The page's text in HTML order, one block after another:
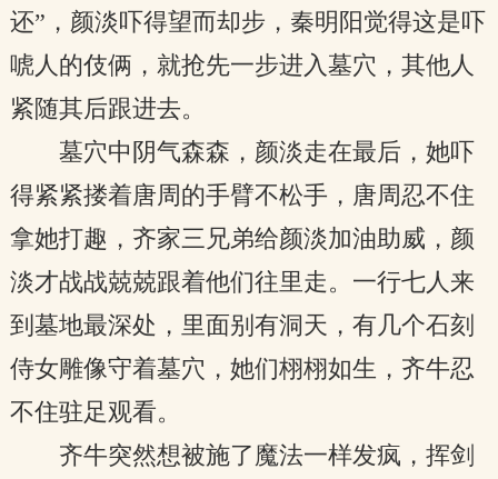
还”，颜淡吓得望而却步，秦明阳觉得这是吓
唬人的伎俩，就抢先一步进入墓穴，其他人
紧随其后跟进去。
墓穴中阴气森森，颜淡走在最后，她吓
得紧紧搂着唐周的手臂不松手，唐周忍不住
拿她打趣，齐家三兄弟给颜淡加油助威，颜
淡才战战兢兢跟着他们往里走。一行七人来
到墓地最深处，里面别有洞天，有几个石刻
侍女雕像守着墓穴，她们栩栩如生，齐牛忍
不住驻足观看。
齐牛突然想被施了魔法一样发疯，挥剑